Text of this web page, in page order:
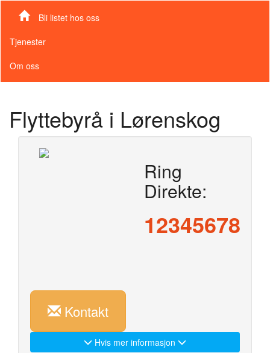
Bli listet hos oss
Tjenester
Om oss
Flyttebyrå i Lørenskog
Ring
Direkte:
12345678
Kontakt
Hvis mer informasjon